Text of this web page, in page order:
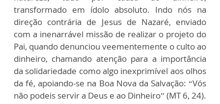
transformado em ídolo absoluto. Indo nós na
direção contrária de Jesus de Nazaré, enviado
com a inenarrável missão de realizar o projeto do
Pai, quando denunciou veementemente o culto ao
dinheiro, chamando atenção para a importância
da solidariedade como algo inexprimível aos olhos
da fé, apoiando-se na Boa Nova da Salvação: “Vós
não podeis servir a Deus e ao Dinheiro” (MT 6, 24).